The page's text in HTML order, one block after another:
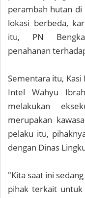
perambah hutan di
lokasi berbeda,
itu, PN
penahanan
Sementara itu,
Intel Wahyu
melakukan
merupakan
pelaku itu,
dengan Dinas
"Kita saat ini
pihak terkait